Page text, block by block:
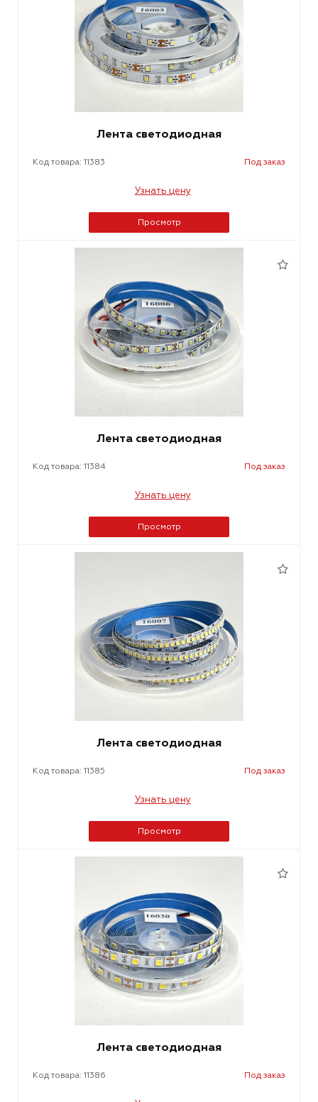
Лента светодиодная
Код товара: 11383 Под заказ
Узнать цену
Просмотр
Лента светодиодная
Код товара: 11384 Под заказ
Узнать цену
Просмотр
Лента светодиодная
Код товара: 11385 Под заказ
Узнать цену
Просмотр
Лента светодиодная
Код товара: 11386 Под заказ